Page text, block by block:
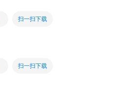
扫一扫下载
扫一扫下载